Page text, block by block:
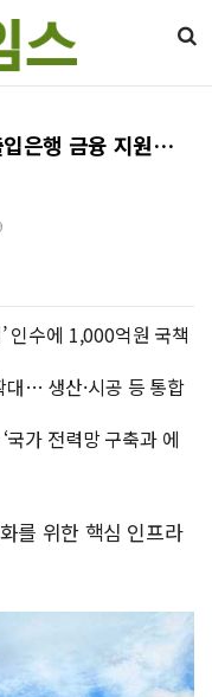
입은행 금융 지원…
인수에 1,000억원 국책
… 생산·시공 등 통합
가 전력망 구축과 에
를 위한 핵심 인프라